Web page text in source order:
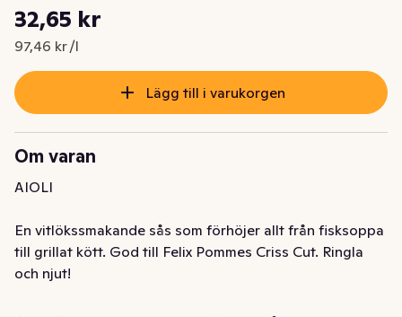
Nuvarande pris är: 32,65 kr
32,65 kr
97,46 kr /l
Styckpris: 97,46 kr /l
Lägg till i varukorgen
Om varan
AIOLI
En vitlökssmakande sås som förhöjer allt från fisksoppa
till grillat kött. God till Felix Pommes Criss Cut. Ringla
och njut!